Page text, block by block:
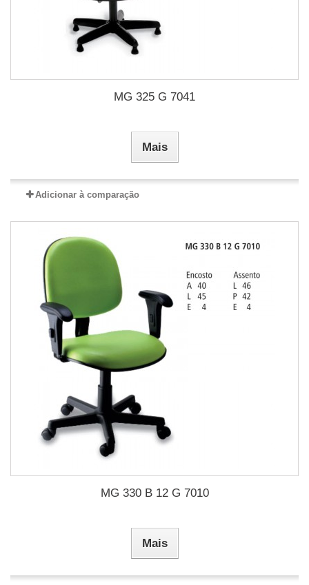
MG 325 G 7041
Mais
Adicionar à comparação
MG 330 B 12 G 7010
Mais